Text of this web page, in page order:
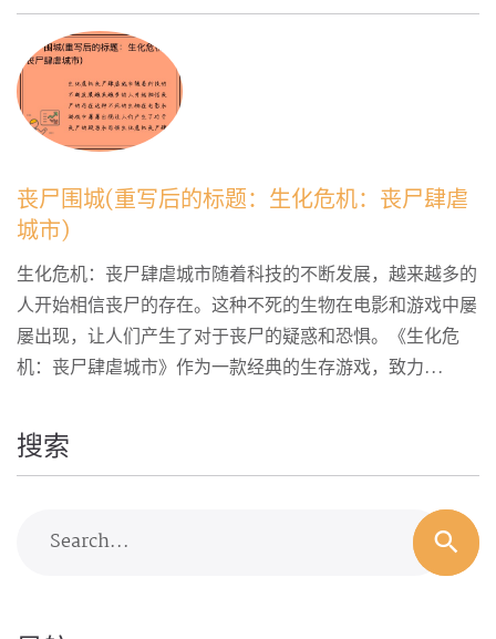
丧尸围城(重写后的标题：生化危机：丧尸肆虐
城市)
生化危机：丧尸肆虐城市随着科技的不断发展，越来越多的
人开始相信丧尸的存在。这种不死的生物在电影和游戏中屡
屡出现，让人们产生了对于丧尸的疑惑和恐惧。《生化危
机：丧尸肆虐城市》作为一款经典的生存游戏，致力...
搜索
Search...